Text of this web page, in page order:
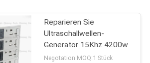
Reparieren Sie
Ultraschallwellen-
Generator 15Khz 4200w
Negotation MOQ:1 Stück